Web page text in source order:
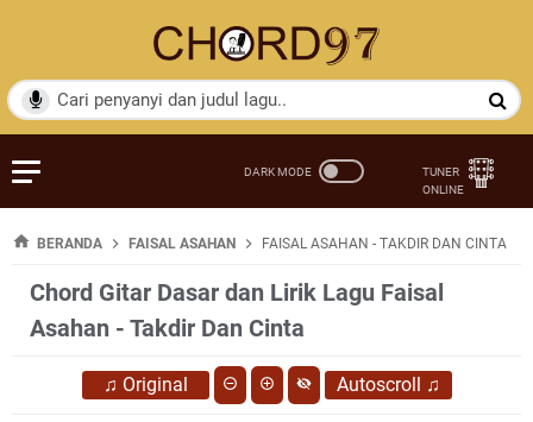
BERANDA FAISAL ASAHAN FAISAL ASAHAN - TAKDIR DAN CINTA
Chord Gitar Dasar dan Lirik Lagu Faisal
Asahan - Takdir Dan Cinta
♫ Original Autoscroll ♫